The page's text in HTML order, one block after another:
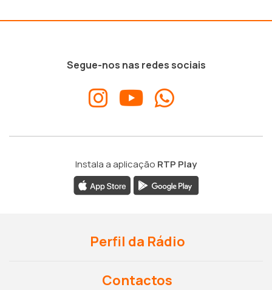
Segue-nos nas redes sociais
Instala a aplicação RTP Play
Perfil da Rádio
Contactos